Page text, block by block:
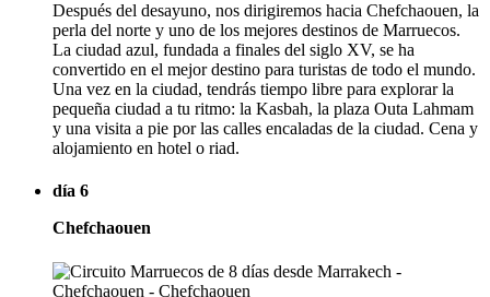
Después del desayuno, nos dirigiremos hacia Chefchaouen, la
perla del norte y uno de los mejores destinos de Marruecos.
La ciudad azul, fundada a finales del siglo XV, se ha
convertido en el mejor destino para turistas de todo el mundo.
Una vez en la ciudad, tendrás tiempo libre para explorar la
pequeña ciudad a tu ritmo: la Kasbah, la plaza Outa Lahmam
y una visita a pie por las calles encaladas de la ciudad. Cena y
alojamiento en hotel o riad.
día 6
Chefchaouen